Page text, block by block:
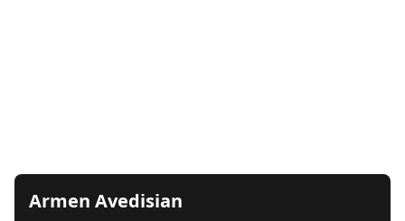
Armen Avedisian